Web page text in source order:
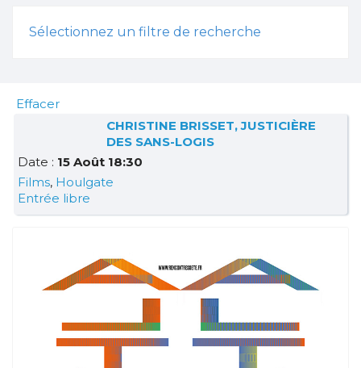
Sélectionnez un filtre de recherche
Effacer
CHRISTINE BRISSET, JUSTICIÈRE
DES SANS-LOGIS
Date : 15 Août 18:30
Films, Houlgate
Entrée libre